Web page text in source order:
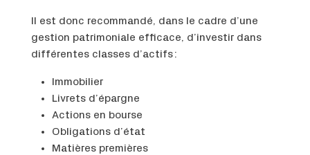
Il est donc recommandé, dans le cadre d’une
gestion patrimoniale efficace, d’investir dans
différentes classes d’actifs :
Immobilier
Livrets d’épargne
Actions en bourse
Obligations d’état
Matières premières